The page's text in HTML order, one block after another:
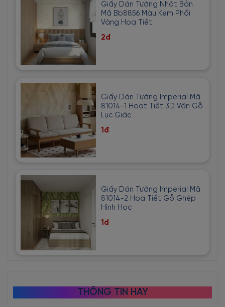
Giấy Dán Tường Nhật Bản
Mã Bb8856 Màu Kem Phối
Vàng Hoạ Tiết
2đ
Giấy Dán Tường Imperial Mã
81014-1 Hoạt Tiết 3D Vân Gỗ
Lục Giác
1đ
Giấy Dán Tường Imperial Mã
81014-2 Họa Tiết Gỗ Ghép
Hình Học
1đ
THÔNG TIN HAY